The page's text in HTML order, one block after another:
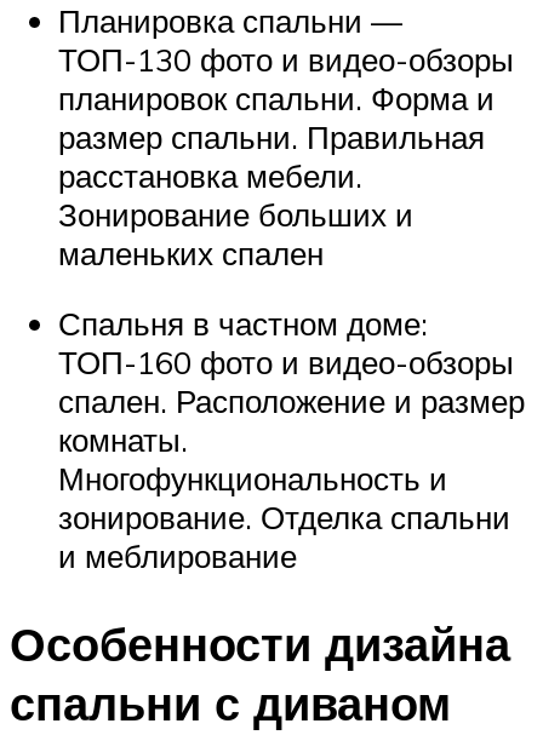
Планировка спальни —
ТОП-130 фото и видео-обзоры
планировок спальни. Форма и
размер спальни. Правильная
расстановка мебели.
Зонирование больших и
маленьких спален
Спальня в частном доме:
ТОП-160 фото и видео-обзоры
спален. Расположение и размер
комнаты.
Многофункциональность и
зонирование. Отделка спальни
и меблирование
Особенности дизайна
спальни с диваном